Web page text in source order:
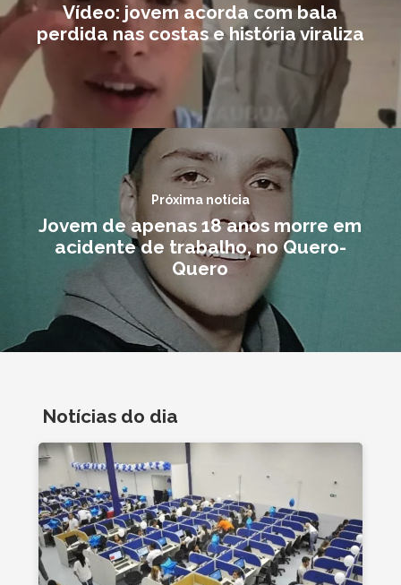
Vídeo: jovem acorda com bala
perdida nas costas e história viraliza
Próxima notícia
Jovem de apenas 18 anos morre em
acidente de trabalho, no Quero-
Quero
Notícias do dia